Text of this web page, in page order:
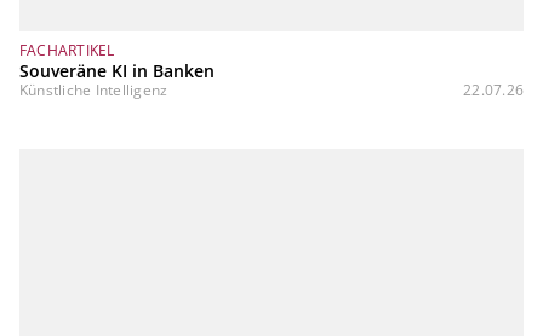
FACHARTIKEL
Souveräne KI in Banken
Künstliche Intelligenz 22.07.26